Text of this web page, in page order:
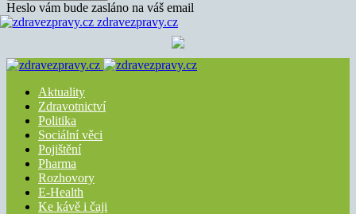
Heslo vám bude zasláno na váš email
zdravezpravy.cz
Aktuality
Zdravotnictví
Politika
Sociální věci
Pojištění
Pharma
Rozhovory
E-Health
Ke kávě i čaji